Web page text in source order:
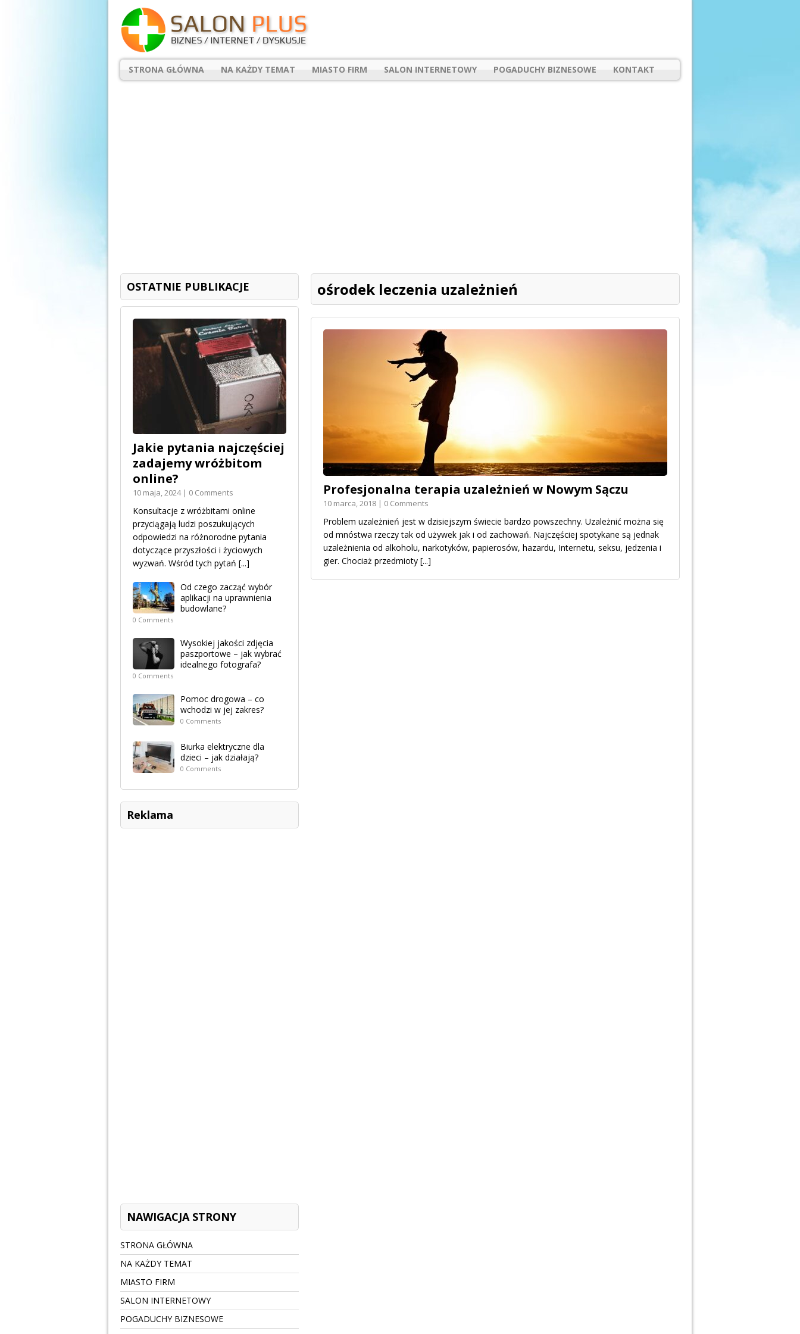
STRONA GŁÓWNA NA KAŻDY TEMAT MIASTO FIRM SALON INTERNETOWY POGADUCHY BIZNESOWE KONTAKT
ośrodek leczenia uzależnień
Profesjonalna terapia uzależnień w Nowym Sączu
10 marca, 2018 | 0 Comments
Problem uzależnień jest w dzisiejszym świecie bardzo powszechny. Uzależnić można się
od mnóstwa rzeczy tak od używek jak i od zachowań. Najczęściej spotykane są jednak
uzależnienia od alkoholu, narkotyków, papierosów, hazardu, Internetu, seksu, jedzenia i
gier. Chociaż przedmioty [...]
OSTATNIE PUBLIKACJE
Jakie pytania najczęściej
zadajemy wróżbitom
online?
10 maja, 2024 | 0 Comments
Konsultacje z wróżbitami online
przyciągają ludzi poszukujących
odpowiedzi na różnorodne pytania
dotyczące przyszłości i życiowych
wyzwań. Wśród tych pytań [...]
Od czego zacząć wybór
aplikacji na uprawnienia
budowlane?
0 Comments
Wysokiej jakości zdjęcia
paszportowe – jak wybrać
idealnego fotografa?
0 Comments
Pomoc drogowa – co
wchodzi w jej zakres?
0 Comments
Biurka elektryczne dla
dzieci – jak działają?
0 Comments
Reklama
NAWIGACJA STRONY
STRONA GŁÓWNA
NA KAŻDY TEMAT
MIASTO FIRM
SALON INTERNETOWY
POGADUCHY BIZNESOWE